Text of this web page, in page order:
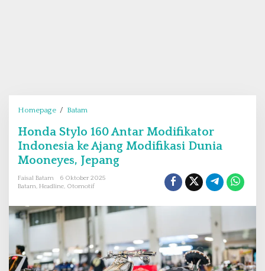
Homepage / Batam
n
d
a
S
t
l
o
6
0
A
Honda Stylo 160 Antar Modifikator
Indonesia ke Ajang Modifikasi Dunia
Mooneyes, Jepang
Faisal Batam
6 Oktober 2025
Batam, Headline, Otomotif